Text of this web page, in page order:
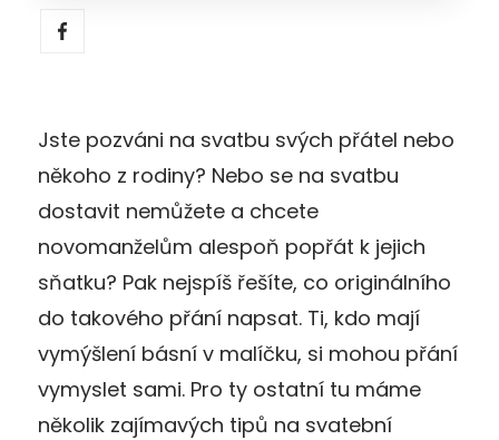
Jste pozváni na svatbu svých přátel nebo
někoho z rodiny? Nebo se na svatbu
dostavit nemůžete a chcete
novomanželům alespoň popřát k jejich
sňatku? Pak nejspíš řešíte, co originálního
do takového přání napsat. Ti, kdo mají
vymýšlení básní v malíčku, si mohou přání
vymyslet sami. Pro ty ostatní tu máme
několik zajímavých tipů na svatební